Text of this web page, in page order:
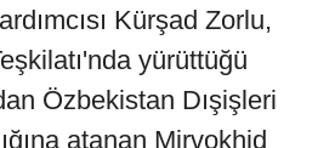
Kürşad Zorlu,
yürüttüğü
Özbekistan Dışişleri
atanan Mirvokhid